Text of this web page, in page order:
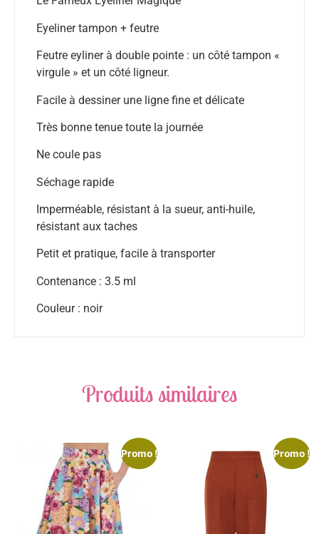
Eyeliner tampon + feutre
Feutre eyliner à double pointe : un côté tampon «
virgule » et un côté ligneur.
Facile à dessiner une ligne fine et délicate
Très bonne tenue toute la journée
Ne coule pas
Séchage rapide
Imperméable, résistant à la sueur, anti-huile,
résistant aux taches
Petit et pratique, facile à transporter
Contenance : 3.5 ml
Couleur : noir
Produits similaires
Promo ! Promo !